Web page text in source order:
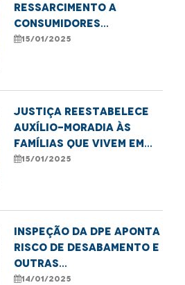
ressarcimento a
consumidores
maranhenses por
15/01/2025
Justiça reestabelece
auxílio-moradia às
famílias que vivem em
áreas de risco em
15/01/2025
Inspeção da DPE aponta
risco de desabamento e
outras
irregularidades em
14/01/2025